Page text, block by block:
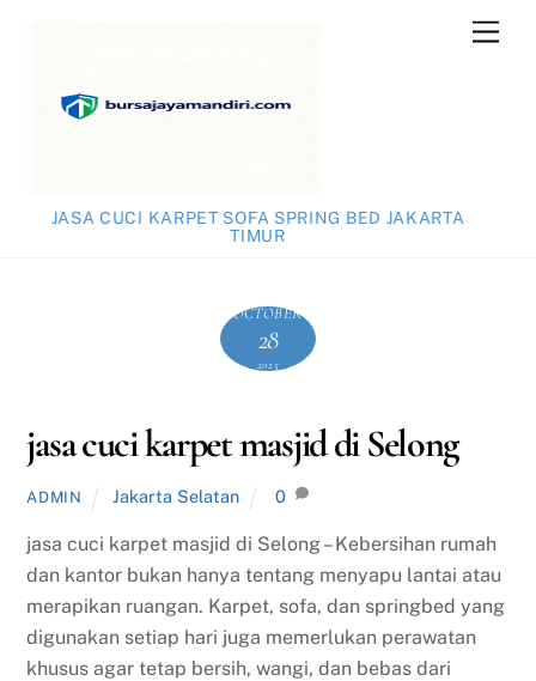
JASA CUCI KARPET SOFA SPRING BED JAKARTA
TIMUR
OCTOBER
28
2025
jasa cuci karpet masjid di Selong
ADMIN Jakarta Selatan 0
jasa cuci karpet masjid di Selong – Kebersihan rumah
dan kantor bukan hanya tentang menyapu lantai atau
merapikan ruangan. Karpet, sofa, dan springbed yang
digunakan setiap hari juga memerlukan perawatan
khusus agar tetap bersih, wangi, dan bebas dari